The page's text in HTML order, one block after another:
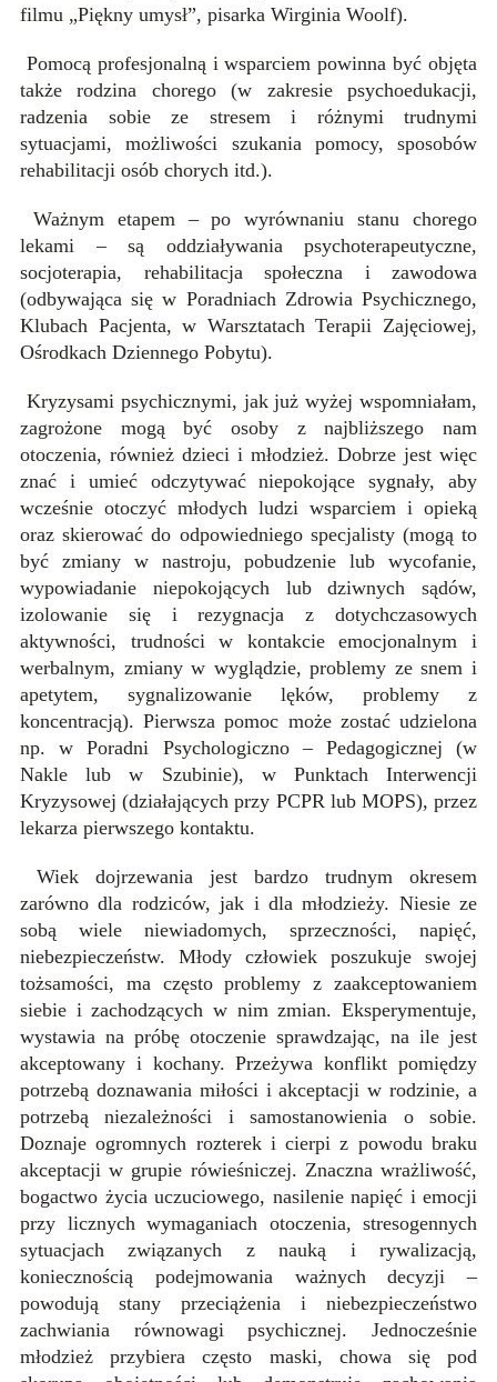
filmu „Piękny umysł”, pisarka Wirginia Woolf).
Pomocą profesjonalną i wsparciem powinna być objęta
także rodzina chorego (w zakresie psychoedukacji,
radzenia sobie ze stresem i różnymi trudnymi
sytuacjami, możliwości szukania pomocy, sposobów
rehabilitacji osób chorych itd.).
Ważnym etapem – po wyrównaniu stanu chorego
lekami – są oddziaływania psychoterapeutyczne,
socjoterapia, rehabilitacja społeczna i zawodowa
(odbywająca się w Poradniach Zdrowia Psychicznego,
Klubach Pacjenta, w Warsztatach Terapii Zajęciowej,
Ośrodkach Dziennego Pobytu).
Kryzysami psychicznymi, jak już wyżej wspomniałam,
zagrożone mogą być osoby z najbliższego nam
otoczenia, również dzieci i młodzież. Dobrze jest więc
znać i umieć odczytywać niepokojące sygnały, aby
wcześnie otoczyć młodych ludzi wsparciem i opieką
oraz skierować do odpowiedniego specjalisty (mogą to
być zmiany w nastroju, pobudzenie lub wycofanie,
wypowiadanie niepokojących lub dziwnych sądów,
izolowanie się i rezygnacja z dotychczasowych
aktywności, trudności w kontakcie emocjonalnym i
werbalnym, zmiany w wyglądzie, problemy ze snem i
apetytem, sygnalizowanie lęków, problemy z
koncentracją). Pierwsza pomoc może zostać udzielona
np. w Poradni Psychologiczno – Pedagogicznej (w
Nakle lub w Szubinie), w Punktach Interwencji
Kryzysowej (działających przy PCPR lub MOPS), przez
lekarza pierwszego kontaktu.
Wiek dojrzewania jest bardzo trudnym okresem
zarówno dla rodziców, jak i dla młodzieży. Niesie ze
sobą wiele niewiadomych, sprzeczności, napięć,
niebezpieczeństw. Młody człowiek poszukuje swojej
tożsamości, ma często problemy z zaakceptowaniem
siebie i zachodzących w nim zmian. Eksperymentuje,
wystawia na próbę otoczenie sprawdzając, na ile jest
akceptowany i kochany. Przeżywa konflikt pomiędzy
potrzebą doznawania miłości i akceptacji w rodzinie, a
potrzebą niezależności i samostanowienia o sobie.
Doznaje ogromnych rozterek i cierpi z powodu braku
akceptacji w grupie rówieśniczej. Znaczna wrażliwość,
bogactwo życia uczuciowego, nasilenie napięć i emocji
przy licznych wymaganiach otoczenia, stresogennych
sytuacjach związanych z nauką i rywalizacją,
koniecznością podejmowania ważnych decyzji –
powodują stany przeciążenia i niebezpieczeństwo
zachwiania równowagi psychicznej. Jednocześnie
młodzież przybiera często maski, chowa się pod